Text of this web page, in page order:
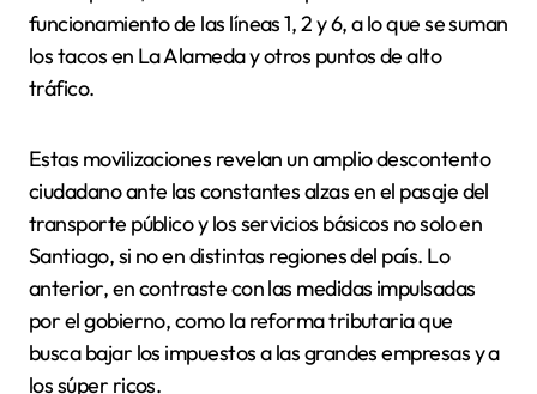
funcionamiento de las líneas 1, 2 y 6, a lo que se suman
los tacos en La Alameda y otros puntos de alto
tráfico.
Estas movilizaciones revelan un amplio descontento
ciudadano ante las constantes alzas en el pasaje del
transporte público y los servicios básicos no solo en
Santiago, si no en distintas regiones del país. Lo
anterior, en contraste con las medidas impulsadas
por el gobierno, como la reforma tributaria que
busca bajar los impuestos a las grandes empresas y a
los súper ricos.